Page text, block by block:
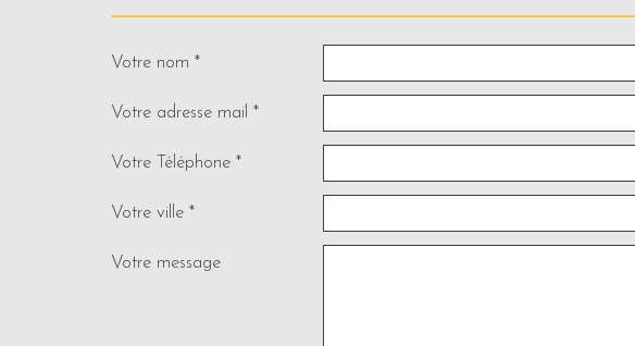
Votre nom *
Votre adresse mail *
Votre Téléphone *
Votre ville *
Votre message